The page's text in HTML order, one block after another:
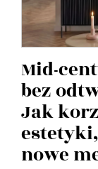
Mid-
bez
Jak
nowe